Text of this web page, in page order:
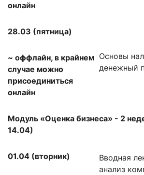
онлайн
28.03 (пятница)
~ оффлайн, в крайнем
случае можно
присоединиться
онлайн
Основы
денежный
Модуль «Оценка бизнеса» - 2
14.04)
01.04 (вторник)
Вводная
анализ